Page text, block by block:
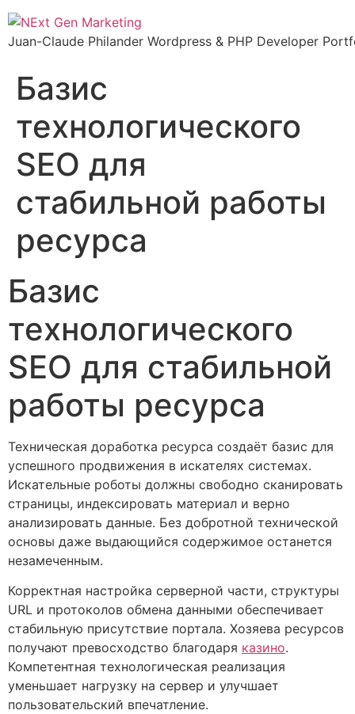
Skip
to
content
Juan-Claude Philander Wordpress & PHP Developer
Базис
технологического
SEO для
стабильной работы
ресурса
Базис
технологического
SEO для стабильной
работы ресурса
Техническая доработка ресурса создаёт базис для
успешного продвижения в искателях системах.
Искательные роботы должны свободно сканировать
страницы, индексировать материал и верно
анализировать данные. Без добротной технической
основы даже выдающийся содержимое останется
незамеченным.
Корректная настройка серверной части, структуры
URL и протоколов обмена данными обеспечивает
стабильную присутствие портала. Хозяева ресурсов
получают превосходство благодаря казино.
Компетентная технологическая реализация
уменьшает нагрузку на сервер и улучшает
пользовательский впечатление.